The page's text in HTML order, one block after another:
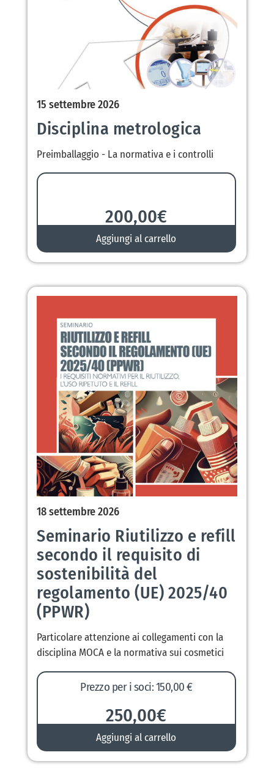
15 settembre 2026
Disciplina metrologica
Preimballaggio - La normativa e i controlli
200,00€
Aggiungi al carrello
18 settembre 2026
Seminario Riutilizzo e refill
secondo il requisito di
sostenibilità del
regolamento (UE) 2025/40
(PPWR)
Particolare attenzione ai collegamenti con la
disciplina MOCA e la normativa sui cosmetici
Prezzo per i soci: 150,00 €
250,00€
Aggiungi al carrello